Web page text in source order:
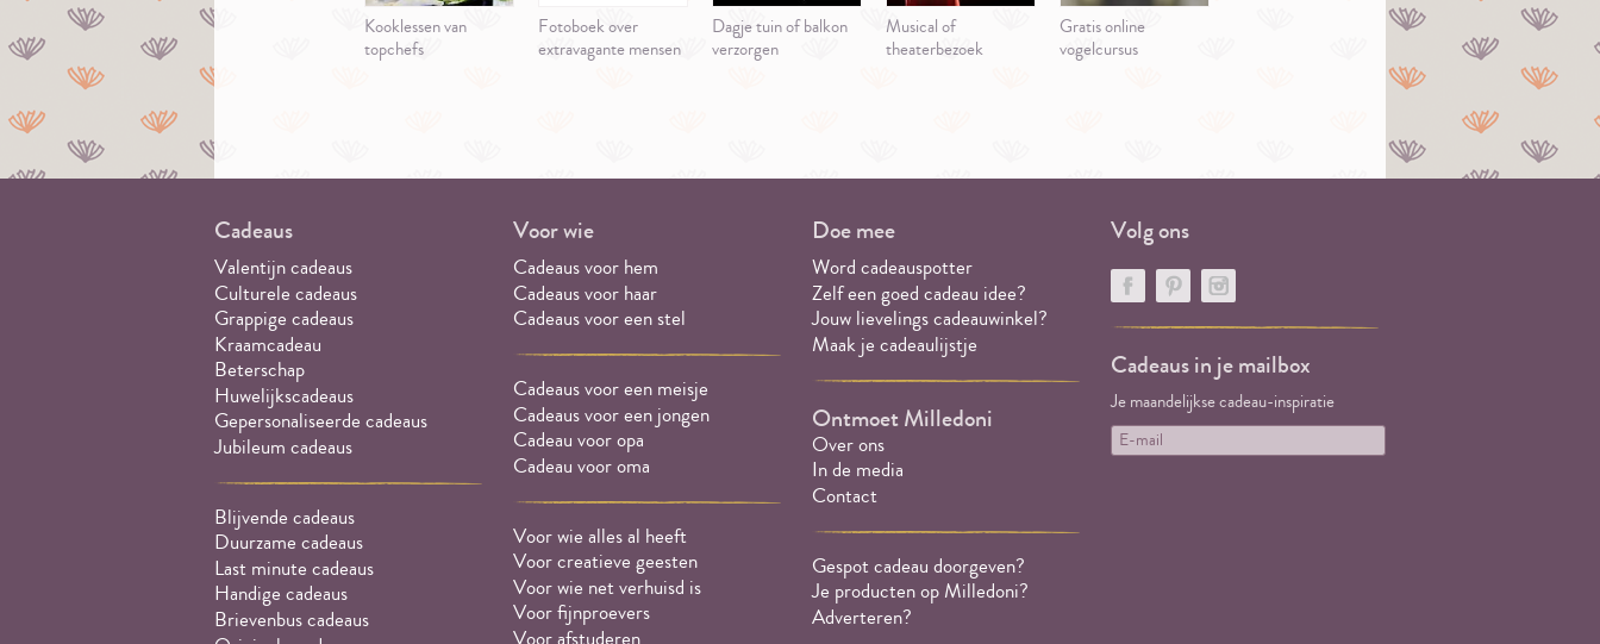
Kooklessen van
topchefs
Fotoboek over
extravagante mensen
Dagje tuin of balkon
verzorgen
Musical of
theaterbezoek
Gratis online
vogelcursus
Cadeaus
Valentijn cadeaus
Culturele cadeaus
Grappige cadeaus
Kraamcadeau
Beterschap
Huwelijkscadeaus
Gepersonaliseerde cadeaus
Jubileum cadeaus
Blijvende cadeaus
Duurzame cadeaus
Last minute cadeaus
Handige cadeaus
Brievenbus cadeaus
Voor wie
Cadeaus voor hem
Cadeaus voor haar
Cadeaus voor een stel
Cadeaus voor een meisje
Cadeaus voor een jongen
Cadeau voor opa
Cadeau voor oma
Voor wie alles al heeft
Voor creatieve geesten
Voor wie net verhuisd is
Voor fijnproevers
Doe mee
Word cadeauspotter
Zelf een goed cadeau idee?
Jouw lievelings cadeauwinkel?
Maak je cadeaulijstje
Ontmoet Milledoni
Over ons
In de media
Contact
Gespot cadeau doorgeven?
Je producten op Milledoni?
Adverteren?
Volg ons
Cadeaus in je mailbox
Je maandelijkse cadeau-inspiratie